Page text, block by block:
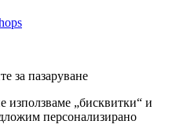
за пазаруване
използваме „бисквитки“ и
персонализирано